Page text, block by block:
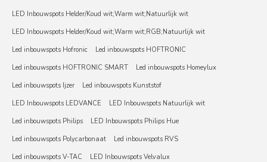
LED Inbouwspots Helder/Koud wit;Warm wit;Natuurlijk wit
LED Inbouwspots Helder/Koud wit;Warm wit;RGB;Natuurlijk wit
Led inbouwspots Hofronic
Led inbouwspots HOFTRONIC
Led inbouwspots HOFTRONIC SMART
Led inbouwspots Homeylux
Led inbouwspots Ijzer
Led inbouwspots Kunststof
LED Inbouwspots LEDVANCE
LED Inbouwspots Natuurlijk wit
Led inbouwspots Philips
LED Inbouwspots Philips Hue
Led inbouwspots Polycarbonaat
Led inbouwspots RVS
Led inbouwspots V-TAC
LED Inbouwspots Velvalux